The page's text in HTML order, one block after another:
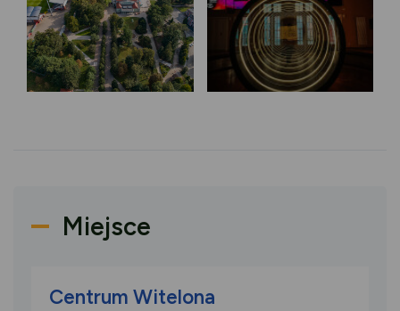
Miejsce
Centrum Witelona